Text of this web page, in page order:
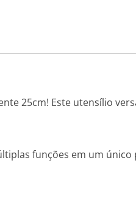
25cm! Este utensílio
funções em um